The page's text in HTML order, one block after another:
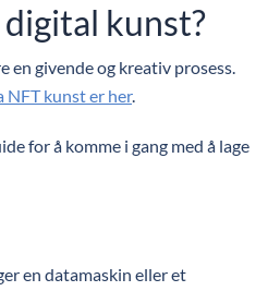
kunst?
en givende og kreativ prosess.
NFT kunst er her.
for å komme i gang med å lage
en datamaskin eller et